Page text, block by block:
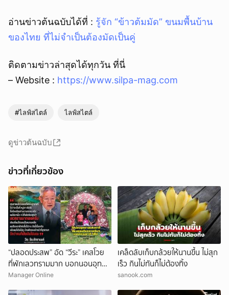
อ่านข่าวต้นฉบับได้ที่ : รู้จัก “ข้าวต้มมัด” ขนมพื้นบ้าน
ของไทย ที่ไม่จำเป็นต้องมัดเป็นคู่
ติดตามข่าวล่าสุดได้ทุกวัน ที่นี่
– Website : https://www.silpa-mag.com
#ไลฟ์สไตล์ ไลฟ์สไตล์
ดูข่าวต้นฉบับ
ข่าวที่เกี่ยวข้อง
“ปลอดประสพ” อัด “วีระ” เคสโวย
ที่พักเลวทรามมาก บอกนอนอุทยา
นฯ ต้องยอมรับธรรมชาติดิบ ๆ ให้
Manager Online
เคล็ดลับเก็บกล้วยให้นานขึ้น ไม่สุก
เร็ว กินไม่ทันก็ไม่ต้องทิ้ง
sanook.com